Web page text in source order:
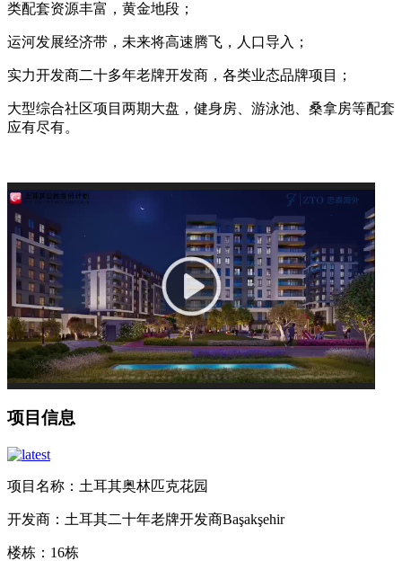
类配套资源丰富，黄金地段；
运河发展经济带，未来将高速腾飞，人口导入；
实力开发商二十多年老牌开发商，各类业态品牌项目；
大型综合社区项目两期大盘，健身房、游泳池、桑拿房等配套
应有尽有。
项目信息
项目名称：土耳其奥林匹克花园
开发商：土耳其二十年老牌开发商Başakşehir
楼栋：16栋